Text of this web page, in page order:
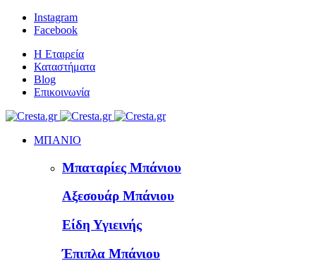
Instagram
Facebook
Η Εταιρεία
Καταστήματα
Blog
Επικοινωνία
ΜΠΑΝΙΟ
Μπαταρίες Μπάνιου
Αξεσουάρ Μπάνιου
Είδη Υγιεινής
Έπιπλα Μπάνιου